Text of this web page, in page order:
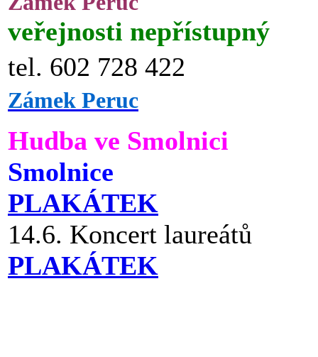
veřejnosti nepřístupný
tel. 602 728 422
Zámek Peruc
Hudba ve Smolnici
Smolnice
PLAKÁTEK
14.6. Koncert laureátů
PLAKÁTEK